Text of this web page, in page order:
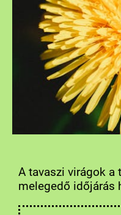
A tavaszi virágok a
melegedő időjárás